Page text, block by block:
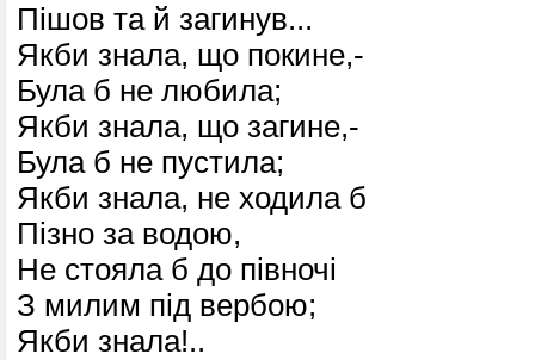
Пішов та й загинув...
Якби знала, що покине,-
Була б не любила;
Якби знала, що загине,-
Була б не пустила;
Якби знала, не ходила б
Пізно за водою,
Не стояла б до півночі
З милим під вербою;
Якби знала!..